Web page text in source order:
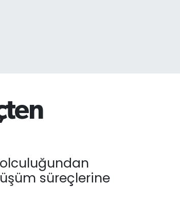
süreçlerine